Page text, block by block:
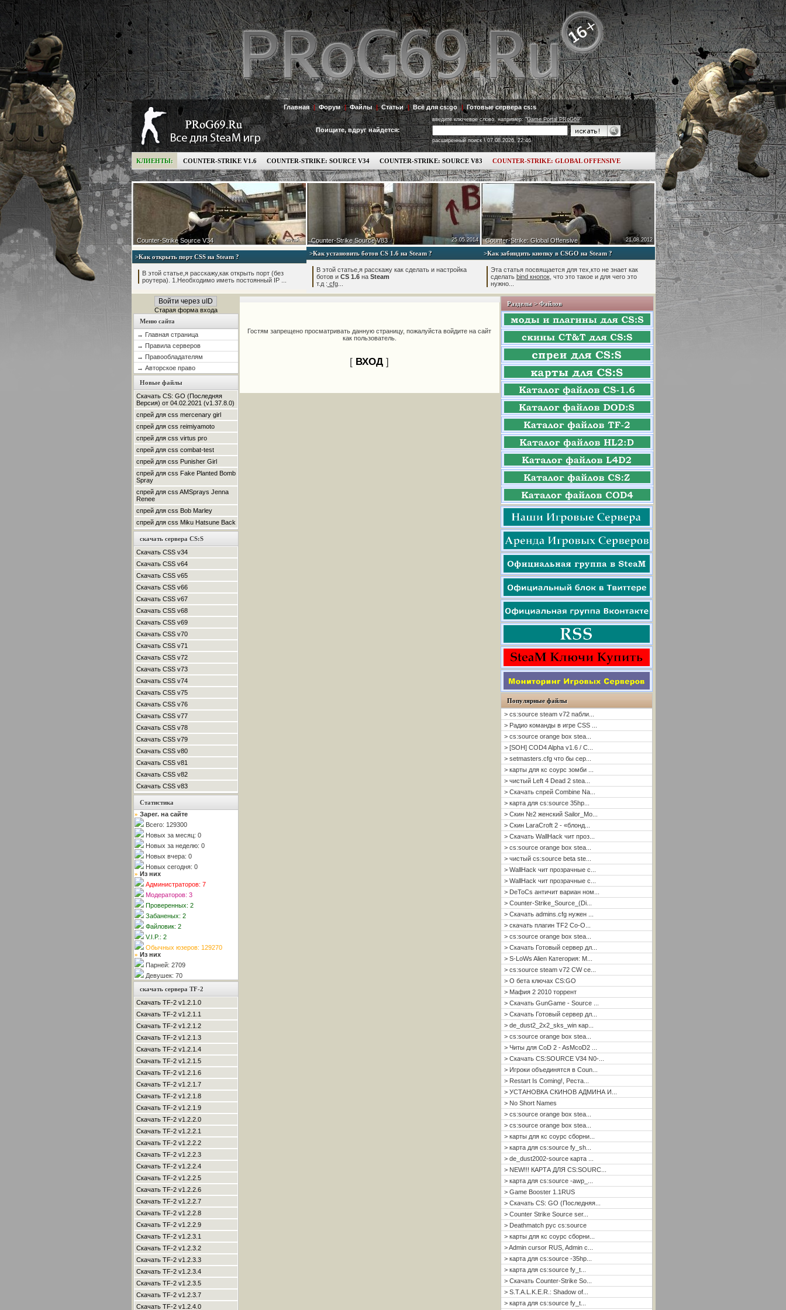
Главная | Форум | Файлы | Статьи | Всё для cs:go | Готовые сервера cs:s
Поищите, вдруг найдется:
введите ключевое слово, например: "Game Portal PRoG69"
расширенный поиск \ 07.08.2026, 22:46
КЛИЕНТЫ: COUNTER-STRIKE V1.6 COUNTER-STRIKE: SOURCE V34 COUNTER-STRIKE: SOURCE V83 COUNTER-STRIKE: GLOBAL OFFENSIVE
качай...
Counter-Strike Source V34 25.05.2014
Counter-Strike Source V83 21.08.2012
Counter-Strike: Global Offensive
>Как открыть порт CSS на Steam ?
В этой статье,я расскажу,как открыть порт (без
роутера). 1.Необходимо иметь постоянный IP ...
>Как установить ботов СS 1.6 на Steam ?
В этой статье,я расскажу как сделать и настройка
ботов и CS 1.6на Steam
т.д : cfg...
>Как забиндить кнопку в CSGO на Steam ?
Эта статья посвящается для тех,кто не знает как
сделать bind кнопок, что это такое и для чего это
нужно...
Войти через uID
Старая форма входа
Меню сайта
→ Главная страница
→ Правила серверов
→ Правообладателям
→ Авторское право
Новые файлы
Скачать CS: GO (Последняя
Версия) от 04.02.2021 (v1.37.8.0)
спрей для css mercenary girl
спрей для css reimiyamoto
спрей для css virtus pro
спрей для css combat-test
спрей для css Punisher Girl
спрей для css Fake Planted Bomb
Spray
спрей для css AMSprays Jenna
Renee
спрей для css Bob Marley
спрей для css Miku Hatsune Back
скачать сервера CS:S
Скачать CSS v34
Скачать CSS v64
Скачать CSS v65
Скачать CSS v66
Скачать CSS v67
Скачать CSS v68
Скачать CSS v69
Скачать CSS v70
Скачать CSS v71
Скачать CSS v72
Скачать CSS v73
Скачать CSS v74
Скачать CSS v75
Скачать CSS v76
Скачать CSS v77
Скачать CSS v78
Скачать CSS v79
Скачать CSS v80
Скачать CSS v81
Скачать CSS v82
Скачать CSS v83
Статистика
» Зарег. на сайте
Всего: 129300
Новых за месяц: 0
Новых за неделю: 0
Новых вчера: 0
Новых сегодня: 0
» Из них
Администраторов: 7
Модераторов: 3
Проверенных: 2
Забаненых: 2
Файловик: 2
V.I.P.: 2
Обычных юзеров: 129270
» Из них
Парней: 2709
Девушек: 70
скачать сервера TF-2
Скачать TF-2 v1.2.1.0
Скачать TF-2 v1.2.1.1
Скачать TF-2 v1.2.1.2
Скачать TF-2 v1.2.1.3
Скачать TF-2 v1.2.1.4
Скачать TF-2 v1.2.1.5
Скачать TF-2 v1.2.1.6
Скачать TF-2 v1.2.1.7
Скачать TF-2 v1.2.1.8
Скачать TF-2 v1.2.1.9
Скачать TF-2 v1.2.2.0
Скачать TF-2 v1.2.2.1
Скачать TF-2 v1.2.2.2
Скачать TF-2 v1.2.2.3
Скачать TF-2 v1.2.2.4
Скачать TF-2 v1.2.2.5
Скачать TF-2 v1.2.2.6
Скачать TF-2 v1.2.2.7
Скачать TF-2 v1.2.2.8
Скачать TF-2 v1.2.2.9
Скачать TF-2 v1.2.3.1
Скачать TF-2 v1.2.3.2
Скачать TF-2 v1.2.3.3
Скачать TF-2 v1.2.3.4
Скачать TF-2 v1.2.3.5
Скачать TF-2 v1.2.3.7
Скачать TF-2 v1.2.4.0
Гостям запрещено просматривать данную страницу, пожалуйста войдите на сайт
как пользователь.
[ ВХОД ]
Разделы > Файлов
Популярные файлы
> cs:source steam v72 пабли...
> Радио команды в игре CSS ...
> cs:source orange box stea...
> [SOH] COD4 Alpha v1.6 / C...
> setmasters.cfg что бы сер...
> карты для кс соурс зомби ...
> чистый Left 4 Dead 2 stea...
> Скачать спрей Combine Na...
> карта для cs:source 35hp...
> Скин №2 женский Sailor_Mo...
> Скин LaraCroft 2 - «блонд...
> Скачать WallHack чит проз...
> cs:source orange box stea...
> чистый cs:source beta ste...
> WallHack чит прозрачные с...
> WallHack чит прозрачные с...
> DeToCs античит вариан ном...
> Counter-Strike_Source_(Di...
> Скачать admins.cfg нужен ...
> скачать плагин TF2 Co-O...
> cs:source orange box stea...
> Скачать Готовый сервер дл...
> S-LoWs Alien Категория: М...
> cs:source steam v72 CW се...
> О бета ключах CS:GO
> Мафия 2 2010 торрент
> Скачать GunGame - Source ...
> Скачать Готовый сервер дл...
> de_dust2_2x2_sks_win кар...
> cs:source orange box stea...
> Читы для CoD 2 - AsMcoD2 ...
> Скачать CS:SOURCE V34 N0-...
> Игроки объединятся в Coun...
> Restart Is Coming!, Реста...
> УСТАНОВКА СКИНОВ АДМИНА И...
> No Short Names
> cs:source orange box stea...
> cs:source orange box stea...
> карты для кс соурс сборни...
> карта для cs:source fy_sh...
> de_dust2002-source карта ...
> NEW!!! КАРТА ДЛЯ CS:SOURC...
> карта для cs:source -awp_...
> Game Booster 1.1RUS
> Скачать CS: GO (Последняя...
> Counter Strike Source ser...
> Deathmatch рус cs:source
> карты для кс соурс сборни...
> Admin cursor RUS, Admin c...
> карта для cs:source -35hp...
> карта для cs:source fy_t...
> Скачать Counter-Strike So...
> S.T.A.L.K.E.R.: Shadow of...
> карта для cs:source fy_t...